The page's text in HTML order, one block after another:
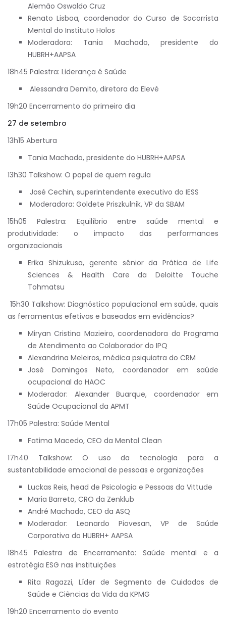
Alemão Oswaldo Cruz
Renato Lisboa, coordenador do Curso de Socorrista
Mental do Instituto Holos
Moderadora: Tania Machado, presidente do
HUBRH+AAPSA
18h45 Palestra: Liderança é Saúde
Alessandra Demito, diretora da Elevè
19h20 Encerramento do primeiro dia
27 de setembro
13h15 Abertura
Tania Machado, presidente do HUBRH+AAPSA
13h30 Talkshow: O papel de quem regula
José Cechin, superintendente executivo do IESS
Moderadora: Goldete Priszkulnik, VP da SBAM
15h05 Palestra: Equilíbrio entre saúde mental e
produtividade: o impacto das performances
organizacionais
Erika Shizukusa, gerente sênior da Prática de Life
Sciences & Health Care da Deloitte Touche
Tohmatsu
15h30 Talkshow: Diagnóstico populacional em saúde, quais
as ferramentas efetivas e baseadas em evidências?
Miryan Cristina Mazieiro, coordenadora do Programa
de Atendimento ao Colaborador do IPQ
Alexandrina Meleiros, médica psiquiatra do CRM
José Domingos Neto, coordenador em saúde
ocupacional do HAOC
Moderador: Alexander Buarque, coordenador em
Saúde Ocupacional da APMT
17h05 Palestra: Saúde Mental
Fatima Macedo, CEO da Mental Clean
17h40 Talkshow: O uso da tecnologia para a
sustentabilidade emocional de pessoas e organizações
Luckas Reis, head de Psicologia e Pessoas da Vittude
Maria Barreto, CRO da Zenklub
André Machado, CEO da ASQ
Moderador: Leonardo Piovesan, VP de Saúde
Corporativa do HUBRH+ AAPSA
18h45 Palestra de Encerramento: Saúde mental e a
estratégia ESG nas instituições
Rita Ragazzi, Líder de Segmento de Cuidados de
Saúde e Ciências da Vida da KPMG
19h20 Encerramento do evento